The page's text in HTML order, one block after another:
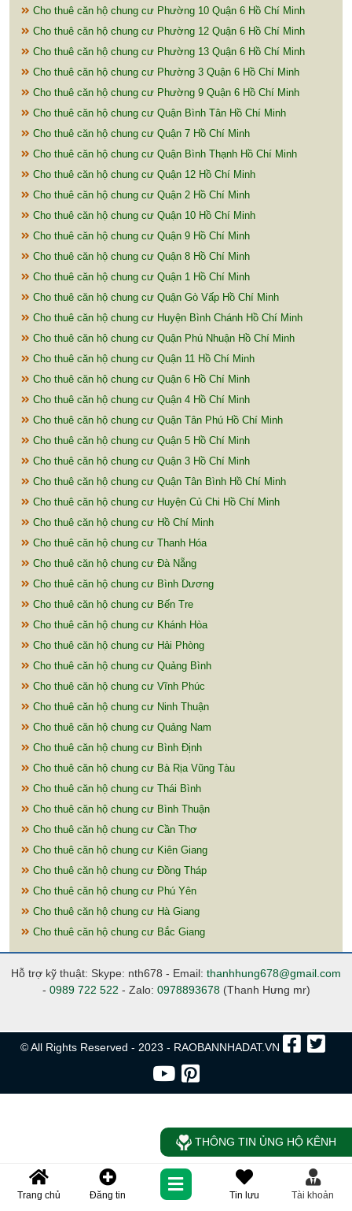
Cho thuê căn hộ chung cư Phường 10 Quận 6 Hồ Chí Minh
Cho thuê căn hộ chung cư Phường 12 Quận 6 Hồ Chí Minh
Cho thuê căn hộ chung cư Phường 13 Quận 6 Hồ Chí Minh
Cho thuê căn hộ chung cư Phường 3 Quận 6 Hồ Chí Minh
Cho thuê căn hộ chung cư Phường 9 Quận 6 Hồ Chí Minh
Cho thuê căn hộ chung cư Quận Bình Tân Hồ Chí Minh
Cho thuê căn hộ chung cư Quận 7 Hồ Chí Minh
Cho thuê căn hộ chung cư Quận Bình Thạnh Hồ Chí Minh
Cho thuê căn hộ chung cư Quận 12 Hồ Chí Minh
Cho thuê căn hộ chung cư Quận 2 Hồ Chí Minh
Cho thuê căn hộ chung cư Quận 10 Hồ Chí Minh
Cho thuê căn hộ chung cư Quận 9 Hồ Chí Minh
Cho thuê căn hộ chung cư Quận 8 Hồ Chí Minh
Cho thuê căn hộ chung cư Quận 1 Hồ Chí Minh
Cho thuê căn hộ chung cư Quận Gò Vấp Hồ Chí Minh
Cho thuê căn hộ chung cư Huyện Bình Chánh Hồ Chí Minh
Cho thuê căn hộ chung cư Quận Phú Nhuận Hồ Chí Minh
Cho thuê căn hộ chung cư Quận 11 Hồ Chí Minh
Cho thuê căn hộ chung cư Quận 6 Hồ Chí Minh
Cho thuê căn hộ chung cư Quận 4 Hồ Chí Minh
Cho thuê căn hộ chung cư Quận Tân Phú Hồ Chí Minh
Cho thuê căn hộ chung cư Quận 5 Hồ Chí Minh
Cho thuê căn hộ chung cư Quận 3 Hồ Chí Minh
Cho thuê căn hộ chung cư Quận Tân Bình Hồ Chí Minh
Cho thuê căn hộ chung cư Huyện Củ Chi Hồ Chí Minh
Cho thuê căn hộ chung cư Hồ Chí Minh
Cho thuê căn hộ chung cư Thanh Hóa
Cho thuê căn hộ chung cư Đà Nẵng
Cho thuê căn hộ chung cư Bình Dương
Cho thuê căn hộ chung cư Bến Tre
Cho thuê căn hộ chung cư Khánh Hòa
Cho thuê căn hộ chung cư Hải Phòng
Cho thuê căn hộ chung cư Quảng Bình
Cho thuê căn hộ chung cư Vĩnh Phúc
Cho thuê căn hộ chung cư Ninh Thuận
Cho thuê căn hộ chung cư Quảng Nam
Cho thuê căn hộ chung cư Bình Định
Cho thuê căn hộ chung cư Bà Rịa Vũng Tàu
Cho thuê căn hộ chung cư Thái Bình
Cho thuê căn hộ chung cư Bình Thuận
Cho thuê căn hộ chung cư Cần Thơ
Cho thuê căn hộ chung cư Kiên Giang
Cho thuê căn hộ chung cư Đồng Tháp
Cho thuê căn hộ chung cư Phú Yên
Cho thuê căn hộ chung cư Hà Giang
Cho thuê căn hộ chung cư Bắc Giang
Hỗ trợ kỹ thuật: Skype: nth678 - Email: thanhhung678@gmail.com
- 0989 722 522 - Zalo: 0978893678(Thanh Hưng mr)
© All Rights Reserved - 2023 - RAOBANNHADAT.VN
Trang chủ Đăng tin Tin lưu Tài khoản
THÔNG TIN ỦNG HỘ KÊNH